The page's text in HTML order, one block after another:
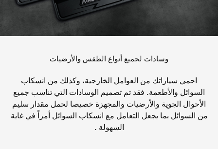
وسادات لجميع أنواع الطقس والأرضيات
احمي سياراتك من العوامل الخارجية، وكذلك من انسكاب
السوائل والأطعمة. فقد تم تصميم الوسادات التي تناسب جميع
الأحوال الجوية والأرضيات والمجهزة خصيصا لحمل مقدار سليم
من السوائل بما يجعل التعامل مع انسكاب السوائل أمراً في غاية
السهولة .